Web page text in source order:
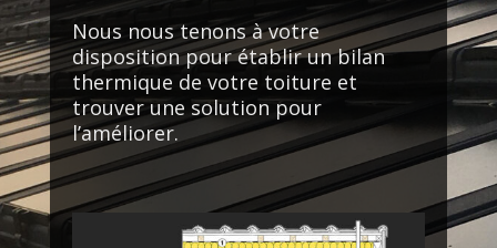
Nous nous tenons à votre
disposition pour établir un bilan
thermique de votre toiture et
trouver une solution pour
l’améliorer.